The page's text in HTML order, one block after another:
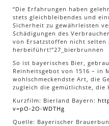
“Die Erfahrungen haben
stets gleichbleibendes und
Sicherheit zu gewährleisten
Schädigungen des
von Ersatzstoffen nicht
herbeiführt!”27_bierbrunnen
So ist bayerisches Bier,
Reinheitsgebot von 1516 – in
wohlschmeckendste Art, die
zugleich die gemütlichste, die
Kurzfilm: Bierland Bayern:
v=pO-2O-WDTHg
Quelle: Bayerischer